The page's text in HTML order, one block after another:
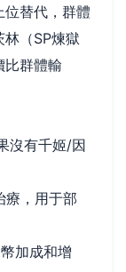
位替代，群體
（SP煉獄
比群體輸
沒有千姬/因
療，用于部
加成和增